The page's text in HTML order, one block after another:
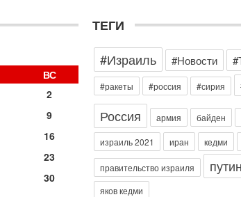
ВС
2
9
16
23
30
ТЕГИ
#Израиль
#Новости
#ракеты #россия #сирия
Россия армия байден
израиль 2021 иран кедми
правительство израиля путин
яков кедми